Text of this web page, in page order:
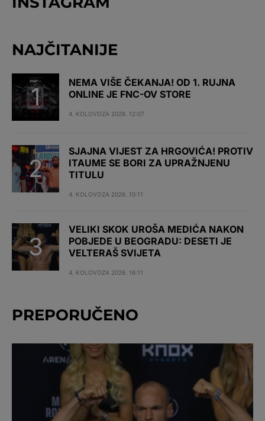
NAJČITANIJE
NEMA VIŠE ČEKANJA! OD 1. RUJNA
ONLINE JE FNC-OV STORE
4. KOLOVOZA 2026. 12:07
SJAJNA VIJEST ZA HRGOVIĆA! PROTIV
ITAUME SE BORI ZA UPRAŽNJENU
TITULU
4. KOLOVOZA 2026. 10:11
VELIKI SKOK UROŠA MEDIĆA NAKON
POBJEDE U BEOGRADU: DESETI JE
VELTERAŠ SVIJETA
4. KOLOVOZA 2026. 16:11
PREPORUČENO